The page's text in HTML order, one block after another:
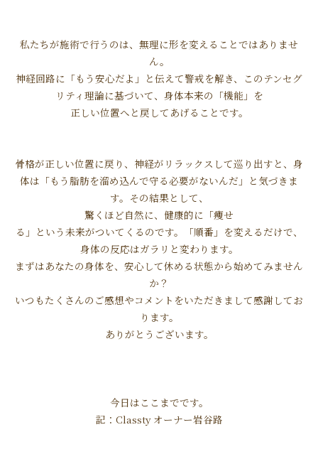
私たちが施術で行うのは、無理に形を変えることではありませ
ん。
神経回路に「もう安心だよ」と伝えて警戒を解き、このテンセグ
リティ理論に基づいて、身体本来の「機能」を
正しい位置へと戻してあげることです。
骨格が正しい位置に戻り、神経がリラックスして巡り出すと、身
体は「もう脂肪を溜め込んで守る必要がないんだ」と気づきま
す。その結果として、
驚くほど自然に、健康的に「痩せ
る」という未来がついてくるのです。「順番」を変えるだけで、
身体の反応はガラリと変わります。
まずはあなたの身体を、安心して休める状態から始めてみません
か？
いつもたくさんのご感想やコメントをいただきまして感謝してお
ります。
ありがとうございます。
今日はここまでです。
記：Classty オーナー岩谷路